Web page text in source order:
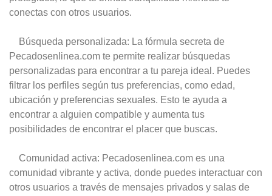
conectas con otros usuarios.
Búsqueda personalizada: La fórmula secreta de
Pecadosenlinea.com te permite realizar búsquedas
personalizadas para encontrar a tu pareja ideal. Puedes
filtrar los perfiles según tus preferencias, como edad,
ubicación y preferencias sexuales. Esto te ayuda a
encontrar a alguien compatible y aumenta tus
posibilidades de encontrar el placer que buscas.
Comunidad activa: Pecadosenlinea.com es una
comunidad vibrante y activa, donde puedes interactuar con
otros usuarios a través de mensajes privados y salas de